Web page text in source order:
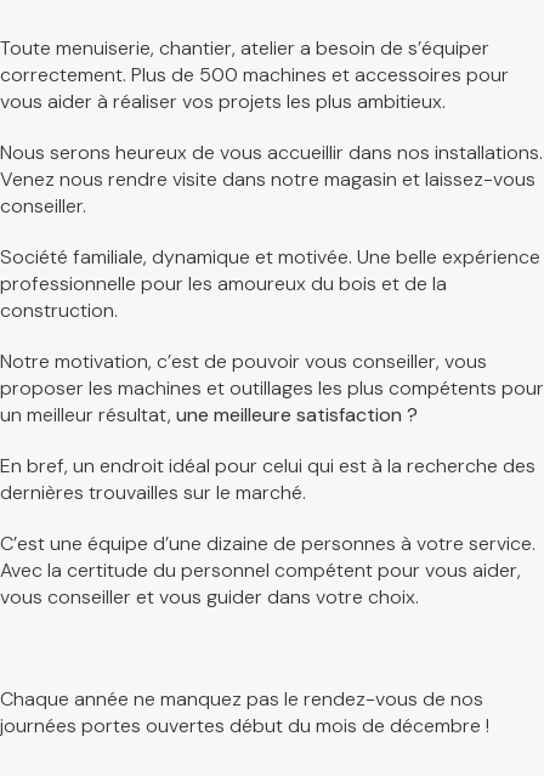
Toute menuiserie, chantier, atelier a besoin de s’équiper
correctement. Plus de 500 machines et accessoires pour
vous aider à réaliser vos projets les plus ambitieux.
Nous serons heureux de vous accueillir dans nos installations.
Venez nous rendre visite dans notre magasin et laissez-vous
conseiller.
Société familiale, dynamique et motivée. Une belle expérience
professionnelle pour les amoureux du bois et de la
construction.
Notre motivation, c’est de pouvoir vous conseiller, vous
proposer les machines et outillages les plus compétents pour
un meilleur résultat, une meilleure satisfaction ?
En bref, un endroit idéal pour celui qui est à la recherche des
dernières trouvailles sur le marché.
C’est une équipe d’une dizaine de personnes à votre service.
Avec la certitude du personnel compétent pour vous aider,
vous conseiller et vous guider dans votre choix.
Chaque année ne manquez pas le rendez-vous de nos
journées portes ouvertes début du mois de décembre !